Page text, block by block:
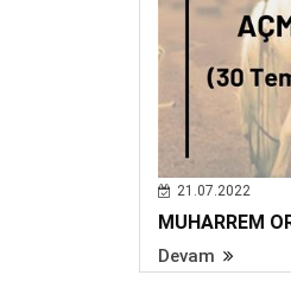
21.07.2022
MUHARREM
Devam